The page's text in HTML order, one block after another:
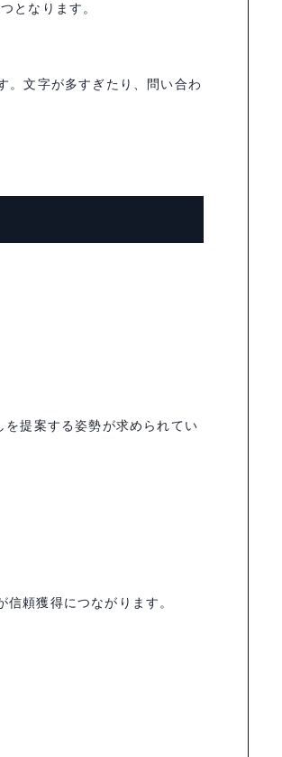
となります。
。文字が多すぎたり、問い合わ
を提案する姿勢が求められてい
頼獲得につながります。